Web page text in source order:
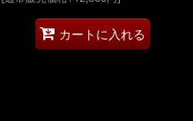
カートに入れる